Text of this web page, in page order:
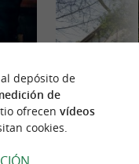
depósito de
de
ofrecen vídeos
cookies.